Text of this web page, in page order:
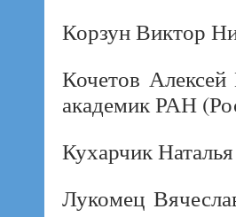
Корзун Виктор
Кочетов
академик РАН
Кухарчик
Лукомец